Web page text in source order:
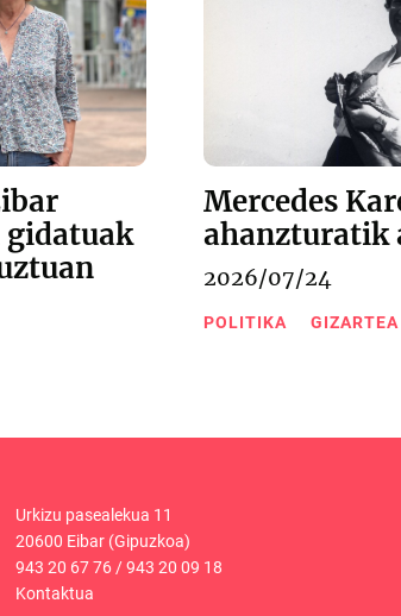
gidatuak
Mercedes
ahanzturatik
2026/07/24
POLITIKA GIZARTEA
Urkizu pasealekua 11
20600 Eibar (Gipuzkoa)
943 20 67 76/943 20 09 18
Kontaktua